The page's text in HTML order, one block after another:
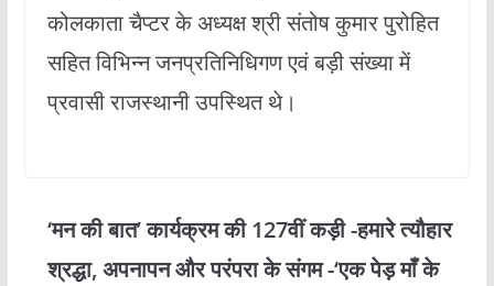
कोलकाता चैप्टर के अध्यक्ष श्री संतोष कुमार पुरोहित
सहित विभिन्न जनप्रतिनिधिगण एवं बड़ी संख्या में
प्रवासी राजस्थानी उपस्थित थे।
‘मन की बात’ कार्यक्रम की 127वीं कड़ी -हमारे त्यौहार
श्रद्धा, अपनापन और परंपरा के संगम -‘एक पेड़ माँ के